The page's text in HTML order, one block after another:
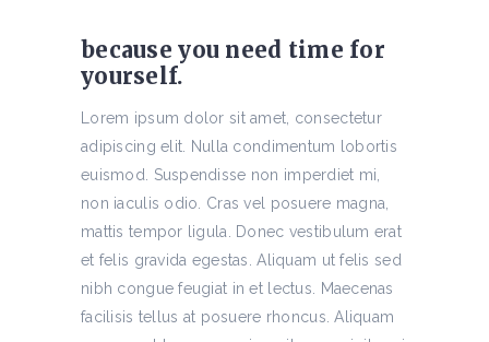
because you need time for
yourself.
Lorem ipsum dolor sit amet, consectetur
adipiscing elit. Nulla condimentum lobortis
euismod. Suspendisse non imperdiet mi,
non iaculis odio. Cras vel posuere magna,
mattis tempor ligula. Donec vestibulum erat
et felis gravida egestas. Aliquam ut felis sed
nibh congue feugiat in et lectus. Maecenas
facilisis tellus at posuere rhoncus. Aliquam